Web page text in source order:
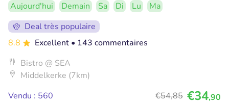
Aujourd'hui Demain Sa Di Lu
Ma
Deal très populaire
8.8
Excellent • 143 commentaires
Bistro @ SEA
Middelkerke (7km)
Vendu : 560
€54,85 €34,90